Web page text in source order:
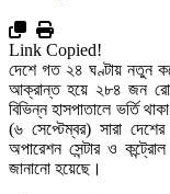
Link Copied!
দেশে গত ২৪ ঘণ্টায় নতুন
আক্রান্ত হয়ে ২৮৪ জন
বিভিন্ন হাসপাতালে ভর্তি
(৬ সেপ্টেম্বর) সারা দেশের
অপারেশন সেন্টার ও
জানানো হয়েছে।